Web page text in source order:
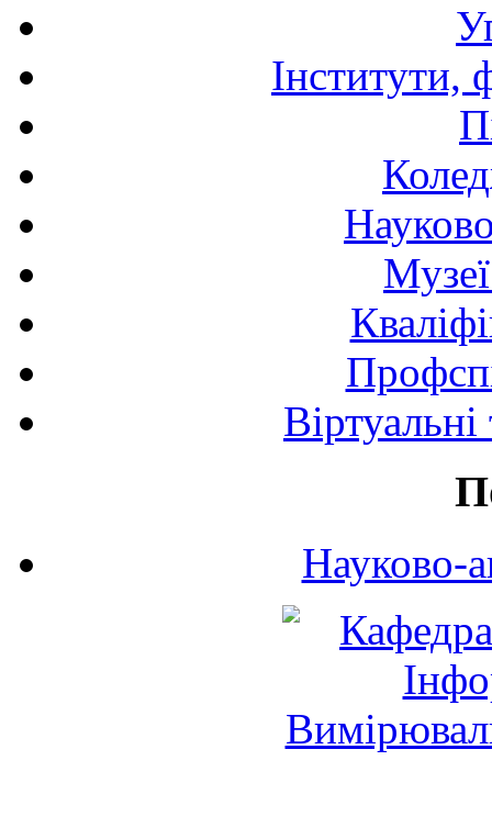
Інститути,
Науково-